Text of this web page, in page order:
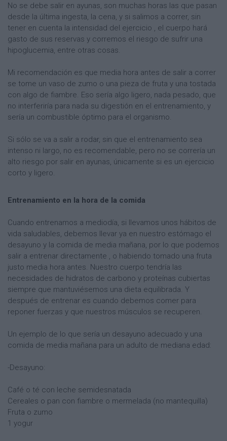
No se debe salir en ayunas, son muchas horas las que pasan
desde la última ingesta, la cena, y si salimos a correr, sin
tener en cuenta la intensidad del ejercicio , el cuerpo hará
gasto de sus reservas y corremos el riesgo de sufrir una
hipoglucemia, entre otras cosas.
Mi recomendación es que media hora antes de salir a correr
se tome un vaso de zumo o una pieza de fruta y una tostada
con algo de fiambre. Eso sería algo ligero, nada pesado, que
no interferiría para nada su digestión en el entrenamiento, y
sería un combustible óptimo para el organismo.
Si sólo se va a salir a rodar, sin que el entrenamiento sea
intenso ni largo, no es recomendable, pero no se correría un
alto riesgo por salir en ayunas, únicamente si es un ejercicio
corto y ligero.
Entrenamiento en la hora de la comida
Cuando entrenamos a mediodía, si llevamos unos hábitos de
vida saludables, debemos llevar ya en nuestro estómago el
desayuno y la comida de media mañana, por lo que podemos
salir a entrenar directamente , o habiendo tomado una fruta
justo media hora antes. Nuestro cuerpo tendría las
necesidades de hidratos de carbono y proteínas cubiertas
siempre que mantuviésemos una dieta equilibrada. Y
después de entrenar es cuando debemos comer para
reponer fuerzas y que nuestros músculos se recuperen.
Un ejemplo de lo que sería un desayuno adecuado y una
comida de media mañana para un adulto de mediana edad:
-Desayuno:
Café o té con leche semidesnatada
Cereales o pan con fiambre o mermelada (no mantequilla)
Fruta o zumo
1 yogur